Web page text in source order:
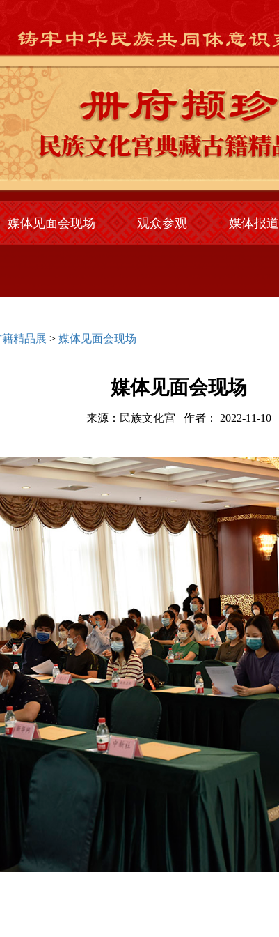
媒体见面会现场 观众参观 媒体报道
精品展 > 媒体见面会现场
媒体见面会现场
来源：民族文化宫 作者： 2022-11-10